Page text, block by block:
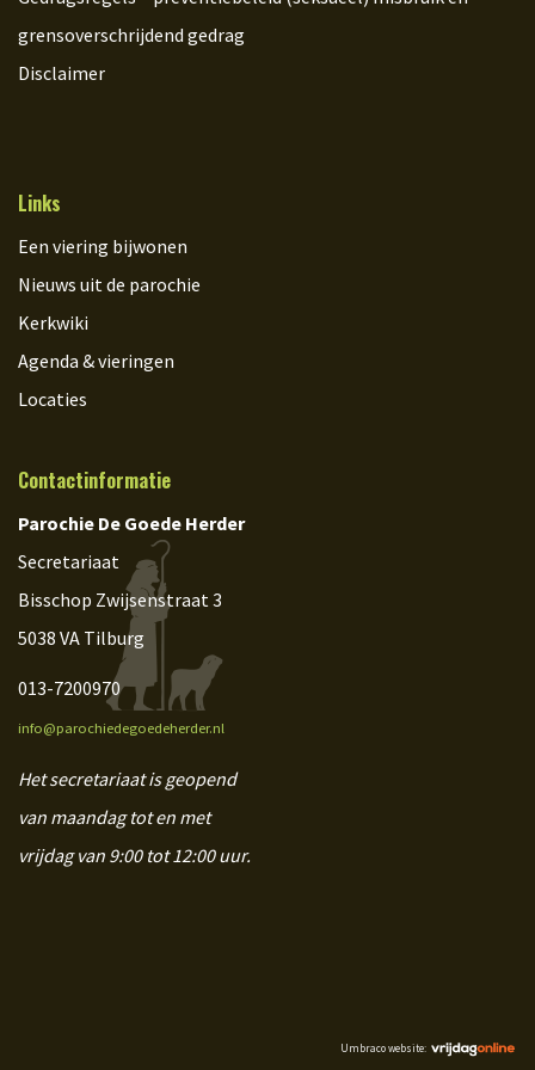
grensoverschrijdend gedrag
Disclaimer
Links
Een viering bijwonen
Nieuws uit de parochie
Kerkwiki
Agenda & vieringen
Locaties
Contactinformatie
Parochie De Goede Herder
Secretariaat
Bisschop Zwijsenstraat 3
5038 VA Tilburg
013-7200970
info@parochiedegoedeherder.nl
Het secretariaat is geopend
van maandag tot en met
vrijdag van 9:00 tot 12:00 uur.
Umbraco website: